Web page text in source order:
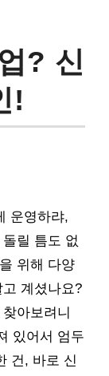
? 신
!
운영하랴,
릴 틈도 없
위해 다양
계셨나요?
아보려니
있어서 엄두
건, 바로 신